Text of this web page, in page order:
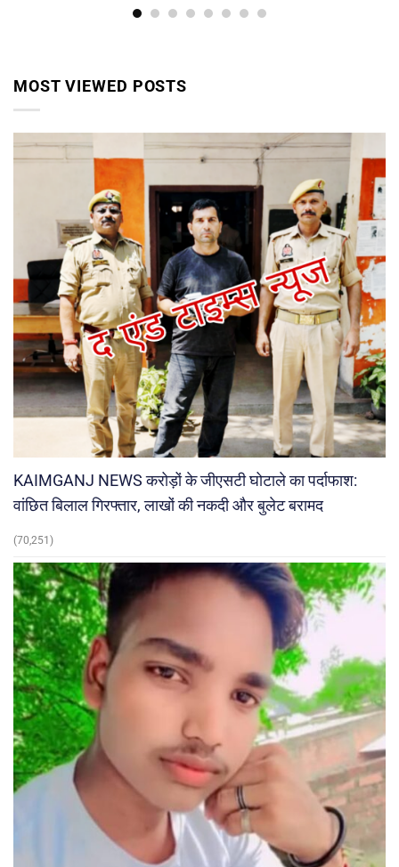
MOST VIEWED POSTS
KAIMGANJ NEWS करोड़ों के जीएसटी घोटाले का पर्दाफाश:
वांछित बिलाल गिरफ्तार, लाखों की नकदी और बुलेट बरामद
(70,251)